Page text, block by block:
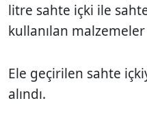
litre sahte içki ile
kullanılan
Ele geçirilen sahte
alındı.